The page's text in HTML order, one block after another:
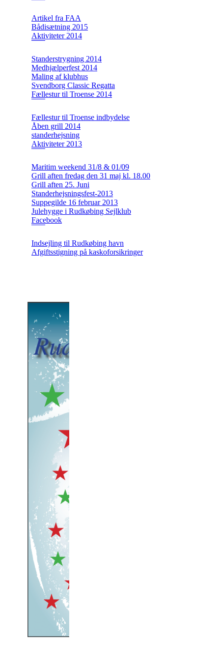
Artikel fra FAA
Bådisætning 2015
Aktiviteter 2014
Standerstrygning 2014
Medhjælperfest 2014
Maling af klubhus
Svendborg Classic Regatta
Fællestur til Troense 2014
Fællestur til Troense indbydelse
Åben grill 2014
standerhejsning
Aktiviteter 2013
Maritim weekend 31/8 & 01/09
Grill aften fredag den 31 maj kl. 18.00
Grill aften 25. Juni
Standerhejsningsfest-2013
Suppegilde 16 februar 2013
Julehygge i Rudkøbing Sejlklub
Facebook
Indsejling til Rudkøbing havn
Afgiftsstigning på kaskoforsikringer